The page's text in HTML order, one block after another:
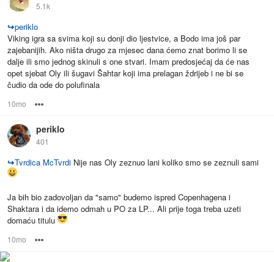
5.1k
↪periklo
Viking igra sa svima koji su donji dio ljestvice, a Bodo ima još par
zajebanijih. Ako ništa drugo za mjesec dana ćemo znat borimo li se
dalje ili smo jednog skinuli s one stvari. Imam predosjećaj da će nas
opet sjebat Oly ili šugavi Šahtar koji ima prelagan ždrijeb i ne bi se
čudio da ode do polufinala
10mo
periklo
401
↪Tvrdica McTvrdi Nije nas Oly zeznuo lani koliko smo se zeznuli sami
Ja bih bio zadovoljan da "samo" budemo ispred Copenhagena i
Shaktara i da idemo odmah u PO za LP... Ali prije toga treba uzeti
domaću titulu
10mo